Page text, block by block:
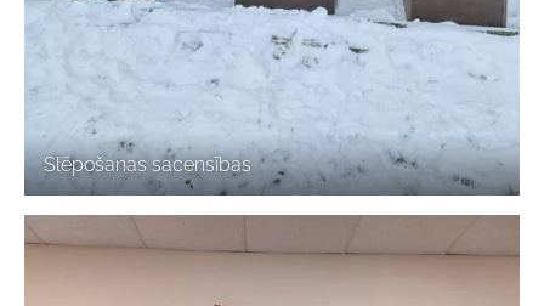
Slēpošanas sacensības